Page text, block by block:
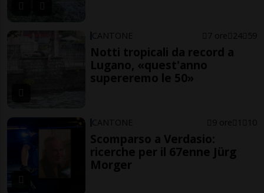
CANTONE 7 ore 24 59
Notti tropicali da record a
Lugano, «quest'anno
supereremo le 50»
CANTONE 9 ore 1 10
Scomparso a Verdasio:
ricerche per il 67enne Jürg
Morger